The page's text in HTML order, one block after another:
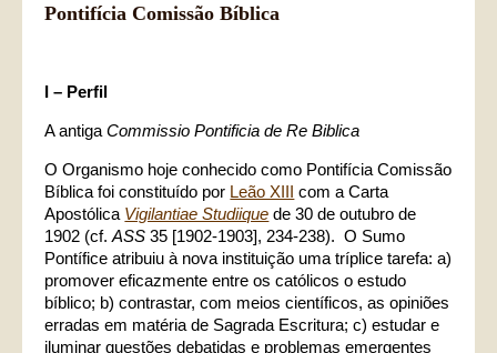
Pontifícia Comissão Bíblica
I – Perfil
A antigaCommissio Pontificia de Re Biblica
O Organismo hoje conhecido como Pontifícia Comissão
Bíblica foi constituído por Leão XIII com a Carta
Apostólica Vigilantiae Studiique de 30 de outubro de
1902 (cf.ASS35 [1902-1903], 234-238). O Sumo
Pontífice atribuiu à nova instituição uma tríplice tarefa: a)
promover eficazmente entre os católicos o estudo
bíblico; b) contrastar, com meios científicos, as opiniões
erradas em matéria de Sagrada Escritura; c) estudar e
iluminar questões debatidas e problemas emergentes